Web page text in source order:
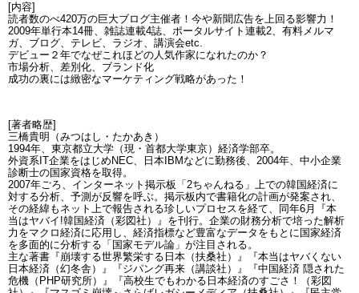
[内容]
読者数のべ420万の巨大ブログ主催者！今や新聞広告を上回る影響力！
2009年単行本14冊、雑誌連載4誌、ポータルサイト連載2、有料メルマ
ガ、ブログ、テレビ、ラジオ、講演会etc.
デビュー２年でなぜこれほどの人気作家になれたのか？
市場分析、差別化、ブランド化
成功の裏には緻密なマーケティング戦略があった！
[著者略歴]
三橋貴明（みつはし・たかあき）
1994年、東京都立大学（現・首都大学東京）経済学部卒。
外資系IT企業をはじめNEC、日本IBMなどに勤務後、2004年、中小企業
診断士の国家資格を取得。
2007年ごろ、インターネット掲示板「2ちゃんねる」上での韓国経済に
対する分析、予測が反響を呼ぶ。掲示板内で書籍化の計画が発案され、
その経緯もネット上で報告される珍しいプロセスを経て、同年6月『本
当はヤバイ!韓国経済（彩図社）』を刊行。企業の財務分析で培った解析
力をマクロ経済に応用し、経済指標など豊富なデータをもとに国家経済
を多面的に分析する「国家モデル論」が注目される。
主な著書『崩壊する世界繁栄する日本（扶桑社）』『本当はヤバくない
日本経済（幻冬舎）』『ジパング再来（講談社）』『中国経済 隠された
危機（PHP研究所）』『高校生でもわかる日本経済のすごさ！（彩図